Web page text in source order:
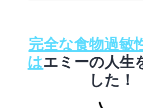
完全な食物過敏
はエミーの人生
した！